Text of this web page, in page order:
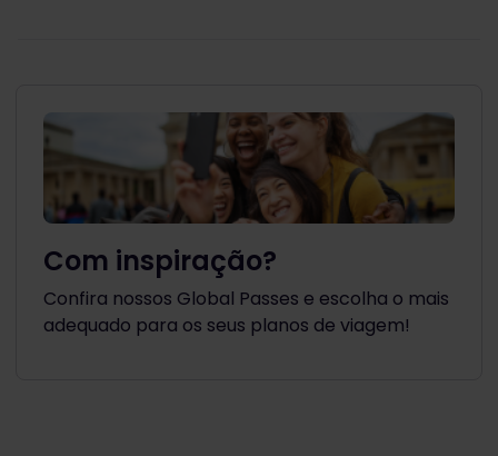
Com inspiração?
Confira nossos Global Passes e escolha o mais
adequado para os seus planos de viagem!